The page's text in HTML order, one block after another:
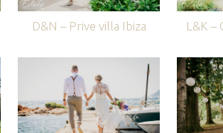
D&N – Prive villa Ibiza L&K –